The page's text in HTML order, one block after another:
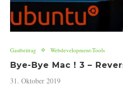
Gastbeitrag Webdevelopment-Tools
Bye-Bye Mac ! 3 –
31. Oktober 2019